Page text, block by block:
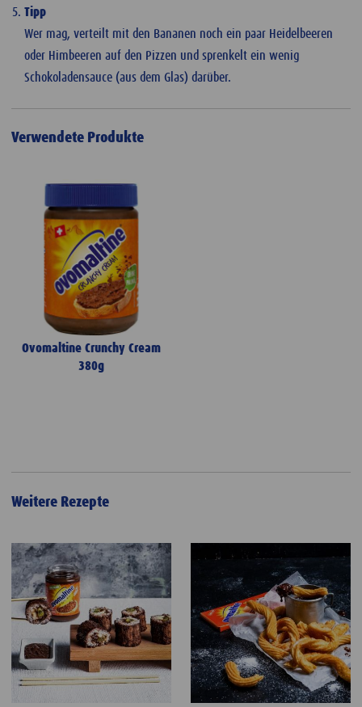
Tipp
Wer mag, verteilt mit den Bananen noch ein paar Heidelbeeren
oder Himbeeren auf den Pizzen und sprenkelt ein wenig
Schokoladensauce (aus dem Glas) darüber.
Verwendete Produkte
Ovomaltine Crunchy Cream
380g
Weitere Rezepte